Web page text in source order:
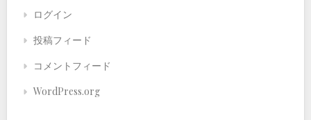
ログイン
投稿フィード
コメントフィード
WordPress.org